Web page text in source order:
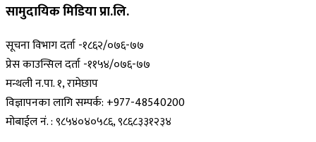
सामुदायिक मिडिया प्रा.लि.
सूचना विभाग दर्ता -१८६२/०७६-७७
प्रेस काउन्सिल दर्ता -११५४/०७६-७७
मन्थली न.पा. १, रामेछाप
विज्ञापनका लागि सम्पर्क: +977-48540200
मोबाईल नं. : ९८५४०४०५८६, ९८६८३३१२३४